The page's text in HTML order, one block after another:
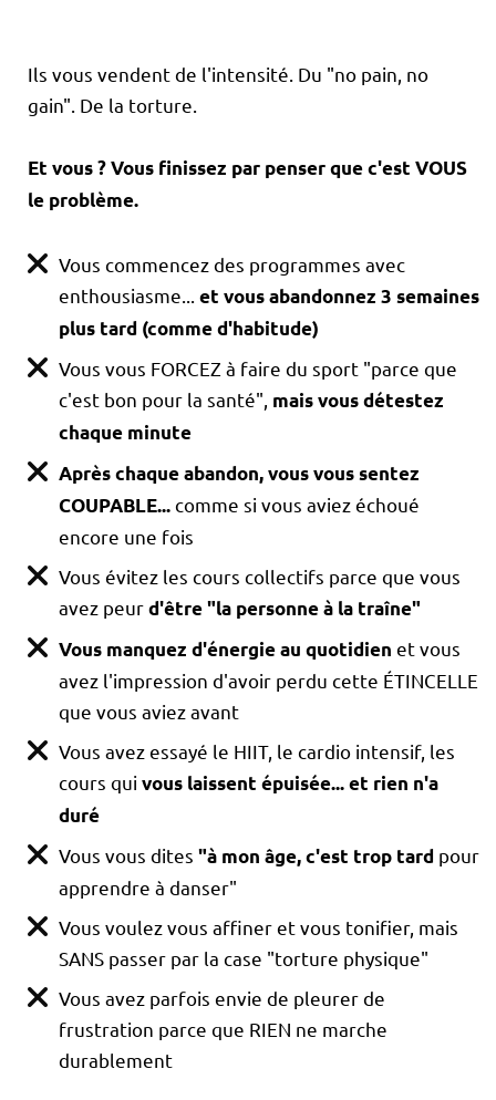
Ils vous vendent de l'intensité. Du "no pain, no
gain". De la torture.
Et vous ? Vous finissez par penser que c'est VOUS
le problème.
Vous commencez des programmes avec
enthousiasme... et vous abandonnez 3 semaines
plus tard (comme d'habitude)
Vous vous FORCEZ à faire du sport "parce que
c'est bon pour la santé", mais vous détestez
chaque minute
Après chaque abandon, vous vous sentez
COUPABLE...comme si vous aviez échoué
encore une fois
Vous évitez les cours collectifs parce que vous
avez peurd'être "la personne à la traîne"
Vous manquez d'énergie au quotidien et vous
avez l'impression d'avoir perdu cette ÉTINCELLE
que vous aviez avant
Vous avez essayé le HIIT, le cardio intensif, les
cours qui vous laissent épuisée... et rien n'a
duré
Vous vous dites "à mon âge, c'est trop tard pour
apprendre à danser"
Vous voulez vous affiner et vous tonifier, mais
SANS passer par la case "torture physique"
Vous avez parfois envie de pleurer de
frustration parce que RIEN ne marche
durablement